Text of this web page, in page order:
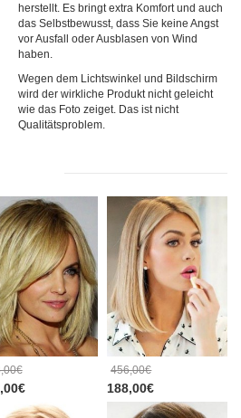
herstellt. Es bringt extra Komfort und auch
das Selbstbewusst, dass Sie keine Angst
vor Ausfall oder Ausblasen von Wind
haben.
Wegen dem Lichtswinkel und Bildschirm
wird der wirkliche Produkt nicht geleicht
wie das Foto zeiget. Das ist nicht
Qualitätsproblem.
456,00€
188,00€